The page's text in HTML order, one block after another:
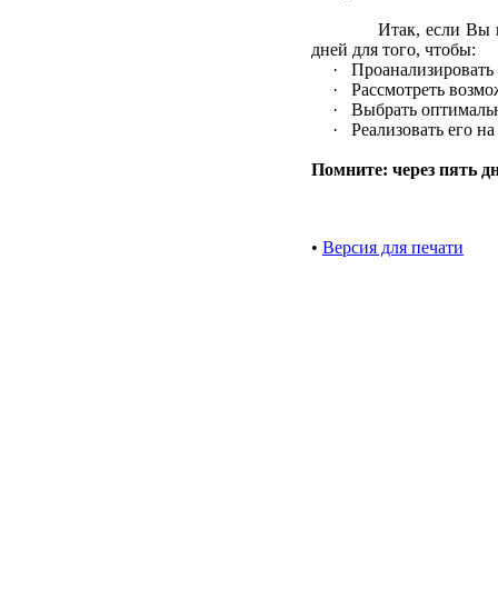
Итак, если Вы
дней для того, чтобы:
·
· Рассмотреть
· Выбрать
· Реализовать его
Помните: через пять
• Версия для печати